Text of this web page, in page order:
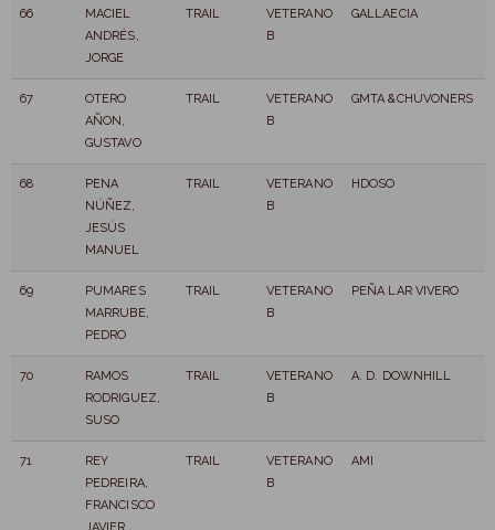
66
MACIEL
ANDRÉS,
JORGE
TRAIL
VETERANO
B
GALLAECIA
67
OTERO
AÑON,
GUSTAVO
TRAIL
VETERANO
B
GMTA &CHUVONERS
68
PENA
NÚÑEZ,
JESÚS
MANUEL
TRAIL
VETERANO
B
HDOSO
69
PUMARES
MARRUBE,
PEDRO
TRAIL
VETERANO
B
PEÑA LAR VIVERO
70
RAMOS
RODRIGUEZ,
SUSO
TRAIL
VETERANO
B
A. D. DOWNHILL
71
REY
PEDREIRA,
FRANCISCO
TRAIL
VETERANO
B
AMI